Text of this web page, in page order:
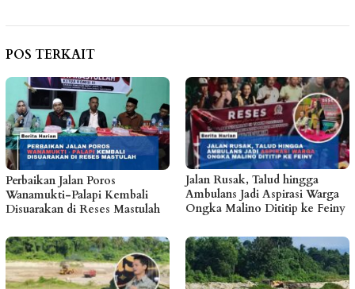
POS TERKAIT
Perbaikan Jalan Poros
Wanamukti-Palapi Kembali
Disuarakan di Reses Mastulah
Jalan Rusak, Talud hingga
Ambulans Jadi Aspirasi Warga
Ongka Malino Dititip ke Feiny